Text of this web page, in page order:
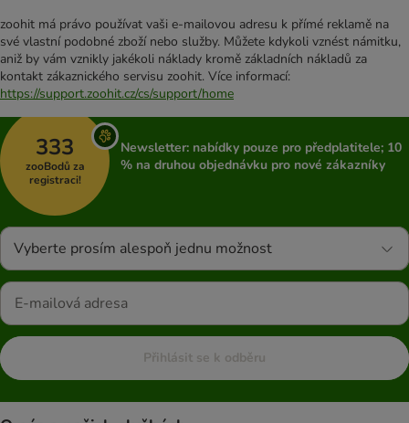
zoohit má právo používat vaši e-mailovou adresu k přímé reklamě na
své vlastní podobné zboží nebo služby. Můžete kdykoli vznést námitku,
aniž by vám vznikly jakékoli náklady kromě základních nákladů za
kontakt zákaznického servisu zoohit. Více informací:
https://support.zoohit.cz/cs/support/home
333
zooBodů za
registraci!
Newsletter: nabídky pouze pro předplatitele; 10
% na druhou objednávku pro nové zákazníky
Vyberte prosím alespoň jednu možnost
Přihlásit se k odběru